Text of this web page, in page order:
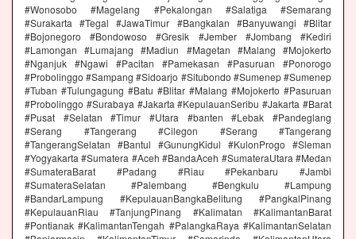
#Wonosobo #Magelang #Pekalongan #Salatiga #Semarang
#Surakarta #Tegal #JawaTimur #Bangkalan #Banyuwangi #Blitar
#Bojonegoro #Bondowoso #Gresik #Jember #Jombang #Kediri
#Lamongan #Lumajang #Madiun #Magetan #Malang #Mojokerto
#Nganjuk #Ngawi #Pacitan #Pamekasan #Pasuruan #Ponorogo
#Probolinggo #Sampang #Sidoarjo #Situbondo #Sumenep #Sumenep
#Tuban #Tulungagung #Batu #Blitar #Malang #Mojokerto #Pasuruan
#Probolinggo #Surabaya #Jakarta #KepulauanSeribu #Jakarta #Barat
#Pusat #Selatan #Timur #Utara #banten #Lebak #Pandeglang
#Serang #Tangerang #Cilegon #Serang #Tangerang
#TangerangSelatan #Bantul #GunungKidul #KulonProgo #Sleman
#Yogyakarta #Sumatera #Aceh #BandaAceh #SumateraUtara #Medan
#SumateraBarat #Padang #Riau #Pekanbaru #Jambi
#SumateraSelatan #Palembang #Bengkulu #Lampung
#BandarLampung #KepulauanBangkaBelitung #PangkalPinang
#KepulauanRiau #TanjungPinang #Kalimatan #KalimantanBarat
#Pontianak #KalimantanTengah #PalangkaRaya #KalimantanSelatan